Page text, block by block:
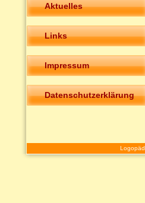
Aktuelles
Links
Impressum
Datenschutzerklärung